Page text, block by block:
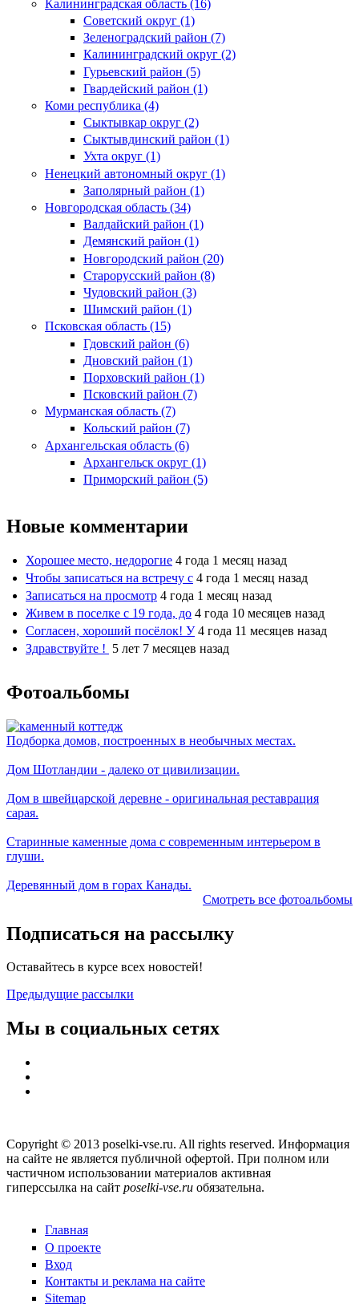
Калининградская область (16)
Советский округ (1)
Зеленоградский район (7)
Калининградский округ (2)
Гурьевский район (5)
Гвардейский район (1)
Коми республика (4)
Сыктывкар округ (2)
Сыктывдинский район (1)
Ухта округ (1)
Ненецкий автономный округ (1)
Заполярный район (1)
Новгородская область (34)
Валдайский район (1)
Демянский район (1)
Новгородский район (20)
Старорусский район (8)
Чудовский район (3)
Шимский район (1)
Псковская область (15)
Гдовский район (6)
Дновский район (1)
Порховский район (1)
Псковский район (7)
Мурманская область (7)
Кольский район (7)
Архангельская область (6)
Архангельск округ (1)
Приморский район (5)
Новые комментарии
Хорошее место, недорогие 4 года 1 месяц назад
Чтобы записаться на встречу с 4 года 1 месяц назад
Записаться на просмотр 4 года 1 месяц назад
Живем в поселке с 19 года, до 4 года 10 месяцев назад
Согласен, хороший посёлок! У 4 года 11 месяцев назад
Здравствуйте ! 5 лет 7 месяцев назад
Фотоальбомы
Подборка домов, построенных в необычных местах.
Дом Шотландии - далеко от цивилизации.
Дом в швейцарской деревне - оригинальная реставрация
сарая.
Старинные каменные дома с современным интерьером в
глуши.
Деревянный дом в горах Канады.
Смотреть все фотоальбомы
Подписаться на рассылку
Оставайтесь в курсе всех новостей!
Предыдущие рассылки
Мы в социальных сетях
Copyright © 2013 poselki-vse.ru. All rights reserved. Информация
на сайте не является публичной офертой. При полном или
частичном использовании материалов активная
гиперссылка на сайт poselki-vse.ru​ обязательна.
Главная
О проекте
Вход
Контакты и реклама на сайте
Sitemap